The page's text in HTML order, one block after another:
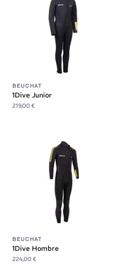
BEUCHAT
1Dive Junior
219,00 €
BEUCHAT
1Dive Hombre
224,00 €